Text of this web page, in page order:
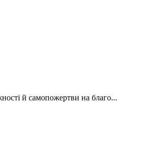
й самопожертви на благо...